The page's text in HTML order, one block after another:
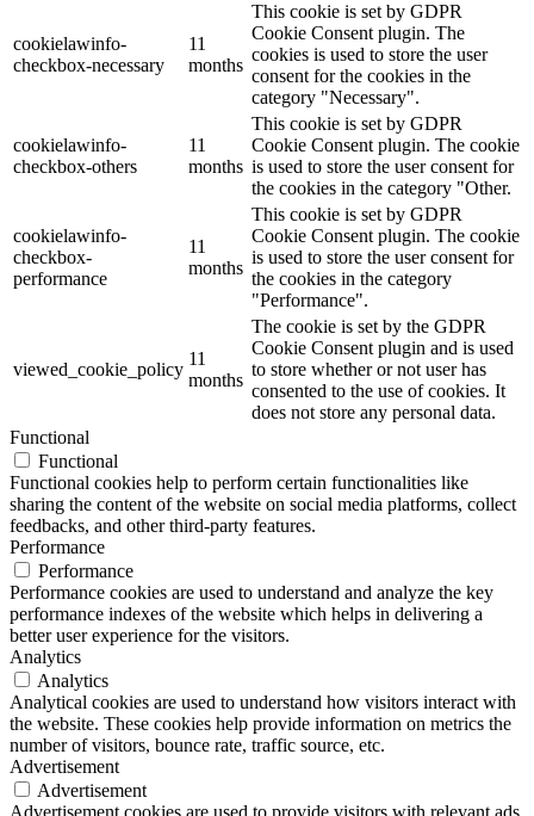
cookielawinfo-
checkbox-necessary
11
months
This cookie is set by GDPR
Cookie Consent plugin. The
cookies is used to store the user
consent for the cookies in the
category "Necessary".
cookielawinfo-
checkbox-others
11
months
This cookie is set by GDPR
Cookie Consent plugin. The cookie
is used to store the user consent for
the cookies in the category "Other.
cookielawinfo-
checkbox-
performance
11
months
This cookie is set by GDPR
Cookie Consent plugin. The cookie
is used to store the user consent for
the cookies in the category
"Performance".
viewed_cookie_policy
11
months
The cookie is set by the GDPR
Cookie Consent plugin and is used
to store whether or not user has
consented to the use of cookies. It
does not store any personal data.
Functional
Functional
Functional cookies help to perform certain functionalities like
sharing the content of the website on social media platforms, collect
feedbacks, and other third-party features.
Performance
Performance
Performance cookies are used to understand and analyze the key
performance indexes of the website which helps in delivering a
better user experience for the visitors.
Analytics
Analytics
Analytical cookies are used to understand how visitors interact with
the website. These cookies help provide information on metrics the
number of visitors, bounce rate, traffic source, etc.
Advertisement
Advertisement